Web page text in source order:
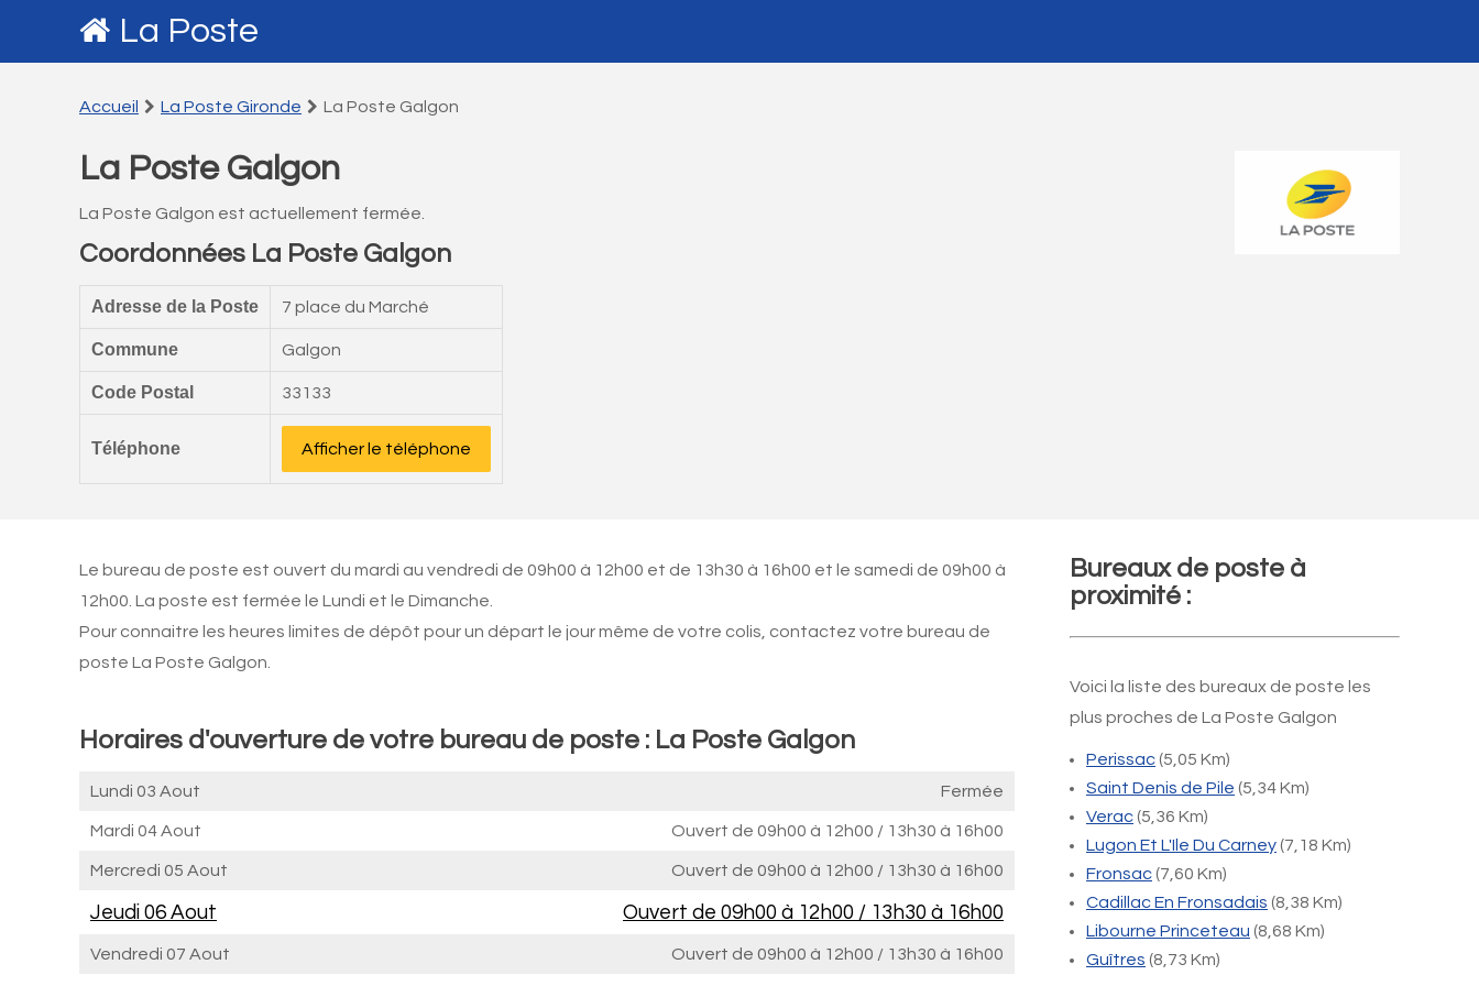
La Poste
Accueil La Poste Gironde La Poste Galgon
La Poste Galgon
La Poste Galgon est actuellement fermée.
Coordonnées La Poste Galgon
Adresse de la Poste 7 place du Marché
Commune Galgon
Code Postal 33133
Téléphone Afficher le téléphone
Le bureau de poste est ouvert du mardi au vendredi de 09h00 à 12h00 et de 13h30 à 16h00 et le samedi de 09h00 à
12h00. La poste est fermée le Lundi et le Dimanche.
Pour connaitre les heures limites de dépôt pour un départ le jour même de votre colis, contactez votre bureau de
poste La Poste Galgon.
Horaires d'ouverture de votre bureau de poste : La Poste Galgon
Lundi 03 Aout Fermée
Mardi 04 Aout Ouvert de 09h00 à 12h00 / 13h30 à 16h00
Mercredi 05 Aout Ouvert de 09h00 à 12h00 / 13h30 à 16h00
Jeudi 06 Aout Ouvert de 09h00 à 12h00 / 13h30 à 16h00
Vendredi 07 Aout Ouvert de 09h00 à 12h00 / 13h30 à 16h00
Bureaux de poste à
proximité :
Voici la liste des bureaux de poste les
plus proches de La Poste Galgon
Perissac(5,05 Km)
Saint Denis de Pile (5,34 Km)
Verac(5,36 Km)
Lugon Et L'Ile Du Carney(7,18 Km)
Fronsac(7,60 Km)
Cadillac En Fronsadais (8,38 Km)
Libourne Princeteau (8,68 Km)
Guîtres (8,73 Km)